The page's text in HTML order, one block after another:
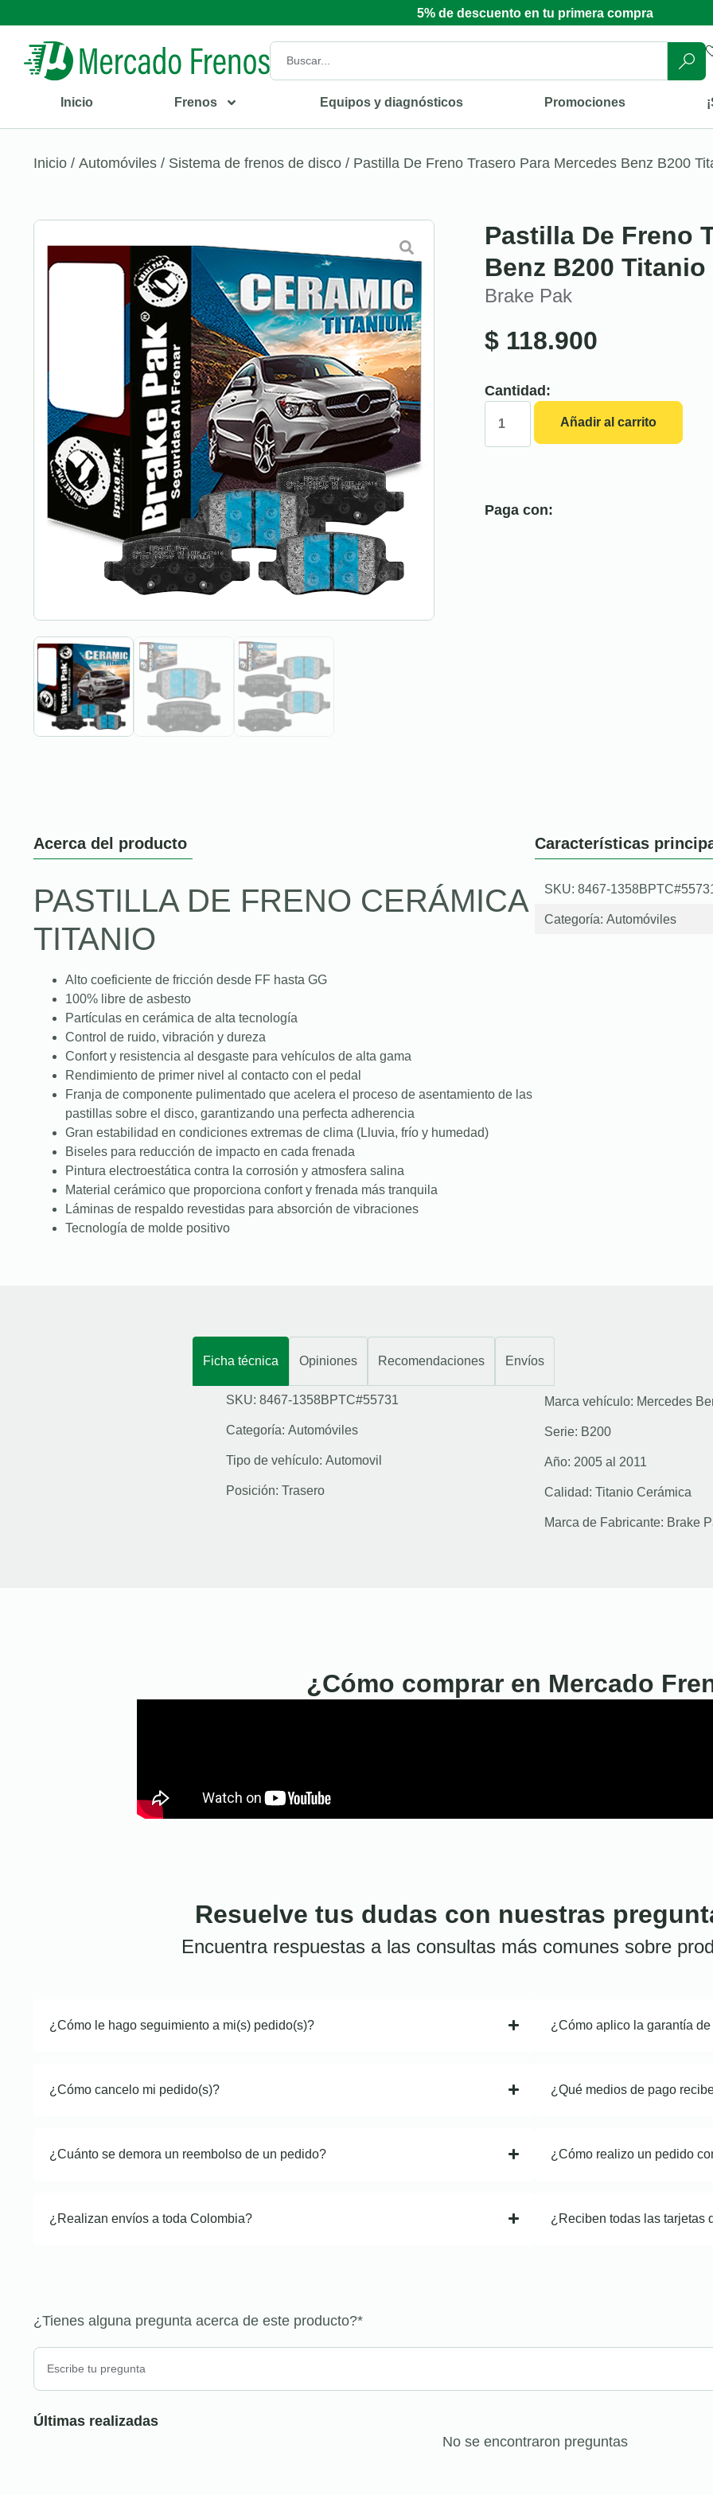
5% de descuento en tu primera compra
Inicio Frenos Equipos y diagnósticos Promociones
Inicio / Automóviles / Sistema de frenos de disco / Pastilla De Freno Trasero Para Mercedes Benz B200
Pastilla De Freno
Benz B200
Brake Pak
$ 118.900
Cantidad:
Añadir al carrito
Paga con:
Acerca del producto
PASTILLA DE FRENO CERÁMICA
TITANIO
Alto coeficiente de fricción desde FF hasta GG
100% libre de asbesto
Partículas en cerámica de alta tecnología
Control de ruido, vibración y dureza
Confort y resistencia al desgaste para vehículos de alta gama
Rendimiento de primer nivel al contacto con el pedal
Franja de componente pulimentado que acelera el proceso de asentamiento de las
pastillas sobre el disco, garantizando una perfecta adherencia
Gran estabilidad en condiciones extremas de clima (Lluvia, frío y humedad)
Biseles para reducción de impacto en cada frenada
Pintura electroestática contra la corrosión y atmosfera salina
Material cerámico que proporciona confort y frenada más tranquila
Láminas de respaldo revestidas para absorción de vibraciones
Tecnología de molde positivo
Características
SKU: 8467-
Categoría: Automóviles
Ficha técnica Opiniones Recomendaciones Envíos
SKU: 8467-1358BPTC#55731
Categoría: Automóviles
Tipo de vehículo: Automovil
Posición: Trasero
Marca vehículo: Mercedes
Serie: B200
Año: 2005 al 2011
Calidad: Titanio Cerámica
Marca de Fabricante: Brake
¿Cómo comprar en Mercado
Resuelve tus dudas con nuestras
Encuentra respuestas a las consultas más comunes sobre
¿Cómo le hago seguimiento a mi(s) pedido(s)?
¿Cómo cancelo mi pedido(s)?
¿Cuánto se demora un reembolso de un pedido?
¿Realizan envíos a toda Colombia?
¿Cómo aplico la garantía
¿Qué medios de pago
¿Cómo realizo un pedido
¿Reciben todas las tarjetas
¿Tienes alguna pregunta acerca de este producto?*
Últimas realizadas
No se encontraron preguntas